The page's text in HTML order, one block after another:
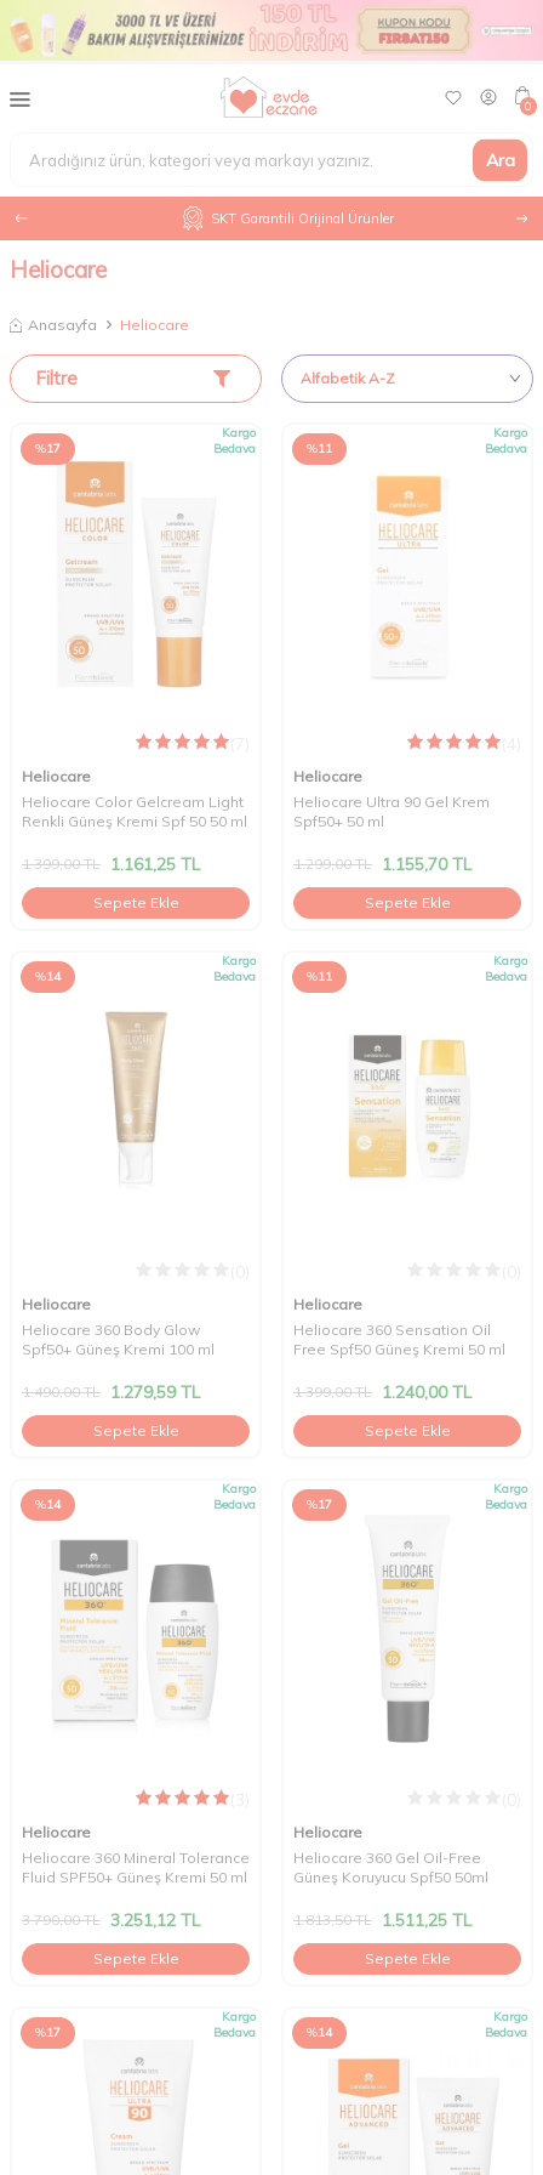
Ara
0
SKT Garantili Orijinal Ürünler
Heliocare
Anasayfa Heliocare
Filtre
%17
Kargo
Bedava
Heliocare
Heliocare Color Gelcream Light
Renkli Güneş Kremi Spf 50 50 ml
1.399,00TL 1.161,25 TL
Sepete Ekle
%11
Kargo
Bedava
Heliocare
Heliocare Ultra 90 Gel Krem
Spf50+ 50 ml
1.299,00TL 1.155,70TL
Sepete Ekle
%14
Kargo
Bedava
Heliocare
Heliocare 360 Body Glow
Spf50+ Güneş Kremi 100 ml
1.490,00TL 1.279,59TL
Sepete Ekle
%11
Kargo
Bedava
Heliocare
Heliocare 360 Sensation Oil
Free Spf50 Güneş Kremi 50 ml
1.399,00TL 1.240,00TL
Sepete Ekle
%14
Kargo
Bedava
Heliocare
Heliocare 360 Mineral Tolerance
Fluid SPF50+ Güneş Kremi 50 ml
3.790,00TL 3.251,12 TL
Sepete Ekle
%17
Kargo
Bedava
Heliocare
Heliocare 360 Gel Oil-Free
Güneş Koruyucu Spf50 50ml
1.813,50TL 1.511,25 TL
Sepete Ekle
%17
Kargo
Bedava
%14
Kargo
Bedava